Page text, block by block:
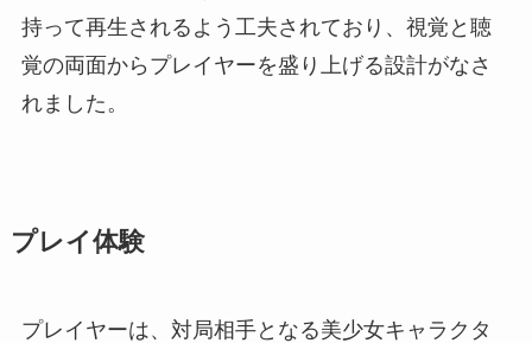
持って再生されるよう工夫されており、視覚と聴
覚の両面からプレイヤーを盛り上げる設計がなさ
れました。
プレイ体験
プレイヤーは、対局相手となる美少女キャラクタ